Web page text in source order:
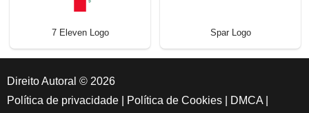
7 Eleven Logo Spar Logo
Direito Autoral © 2026
Política de privacidade
Política de Cookies DMCA|